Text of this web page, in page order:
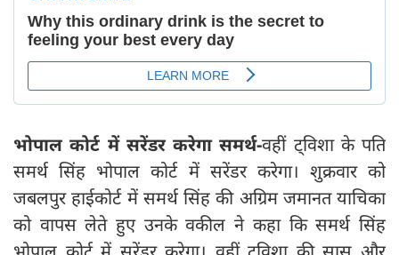
भोपाल कोर्ट में सरेंडर करेगा समर्थ-वहीं ट्विशा के पति
समर्थ सिंह भोपाल कोर्ट में सरेंडर करेगा। शुक्रवार को
जबलपुर हाईकोर्ट में समर्थ सिंह की अग्रिम जमानत याचिका
को वापस लेते हुए उनके वकील ने कहा कि समर्थ सिंह